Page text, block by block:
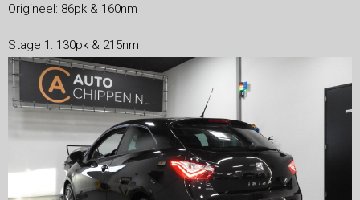
Origineel: 86pk & 160nm
Stage 1: 130pk & 215nm